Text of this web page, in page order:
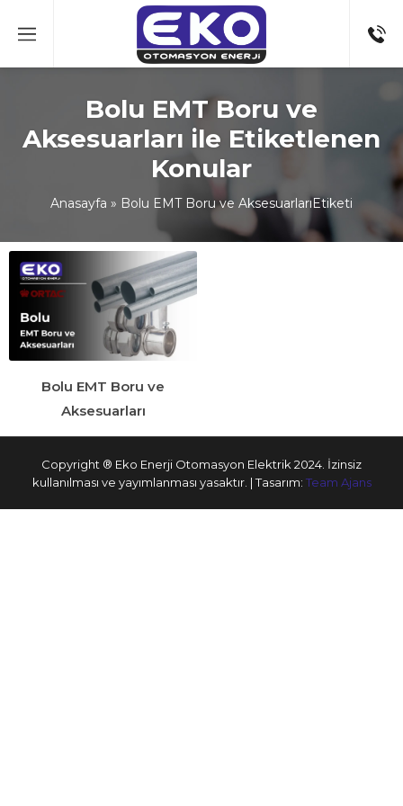
Bolu EMT Boru ve
Aksesuarları ile Etiketlenen
Konular
Anasayfa » Bolu EMT Boru ve AksesuarlarıEtiketi
Bolu EMT Boru ve
Aksesuarları
Copyright ® Eko Enerji Otomasyon Elektrik 2024. İzinsiz
kullanılması ve yayımlanması yasaktır. | Tasarım: Team Ajans